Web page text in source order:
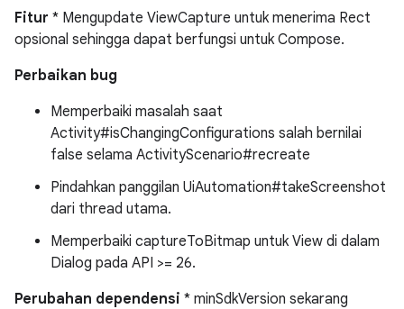
Fitur * Mengupdate ViewCapture untuk menerima Rect
opsional sehingga dapat berfungsi untuk Compose.
Perbaikan bug
Memperbaiki masalah saat
Activity#isChangingConfigurations salah bernilai
false selama ActivityScenario#recreate
Pindahkan panggilan UiAutomation#takeScreenshot
dari thread utama.
Memperbaiki captureToBitmap untuk View di dalam
Dialog pada API >= 26.
Perubahan dependensi * minSdkVersion sekarang